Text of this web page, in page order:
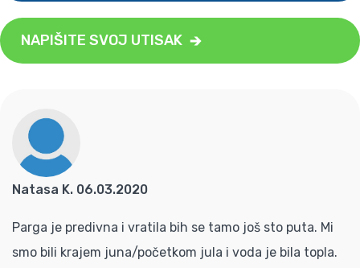
NAPIŠITE SVOJ UTISAK
Natasa K. 06.03.2020
Parga je predivna i vratila bih se tamo još sto puta. Mi
smo bili krajem juna/početkom jula i voda je bila topla.